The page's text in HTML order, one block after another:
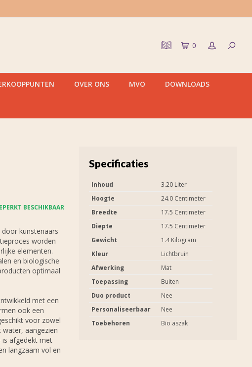
0
OVER ONS MVO DOWNLOADS
BESCHIKBAAR
kunstenaars
worden
elementen.
en biologische
optimaal
met een
ook een
voor zowel
aangezien
is afgedekt met
langzaam vol en
Specificaties
Inhoud
3.20 Liter
Hoogte
24.0 Centimeter
Breedte
17.5 Centimeter
Diepte
17.5 Centimeter
Gewicht
1.4 Kilogram
Kleur
Lichtbruin
Afwerking
Mat
Toepassing
Buiten
Duo product
Nee
Personaliseerbaar
Nee
Toebehoren
Bio aszak